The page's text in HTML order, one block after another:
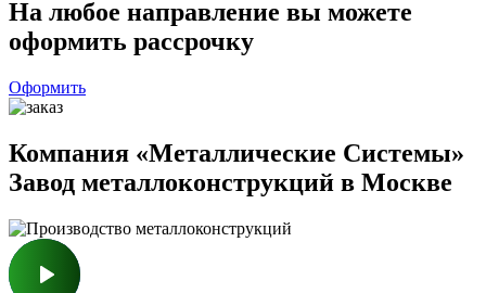
На любое направление вы можете
оформить рассрочку
Оформить
Компания «Металлические Cистемы»
Завод металлоконструкций в Москве